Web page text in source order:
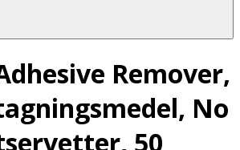
Remover,
No
50